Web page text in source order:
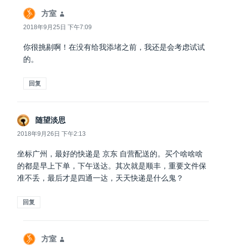
方室
道：
2018年9月25日 下午7:09
你很挑剔啊！在没有给我添堵之前，我还是会考虑试试
的。
回复
随望淡思
道：
2018年9月26日 下午2:13
坐标广州，最好的快递是 京东 自营配送的。买个啥啥啥
的都是早上下单，下午送达。其次就是顺丰，重要文件保
准不丢，最后才是四通一达，天天快递是什么鬼？
回复
方室